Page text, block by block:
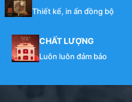
Thiết kế, in ấn đồng bộ
CHẤT LƯỢNG
Luôn luôn đảm bảo